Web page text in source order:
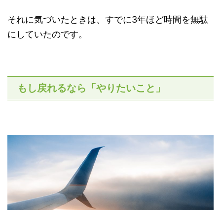
それに気づいたときは、すでに3年ほど時間を無駄
にしていたのです。
もし戻れるなら「やりたいこと」